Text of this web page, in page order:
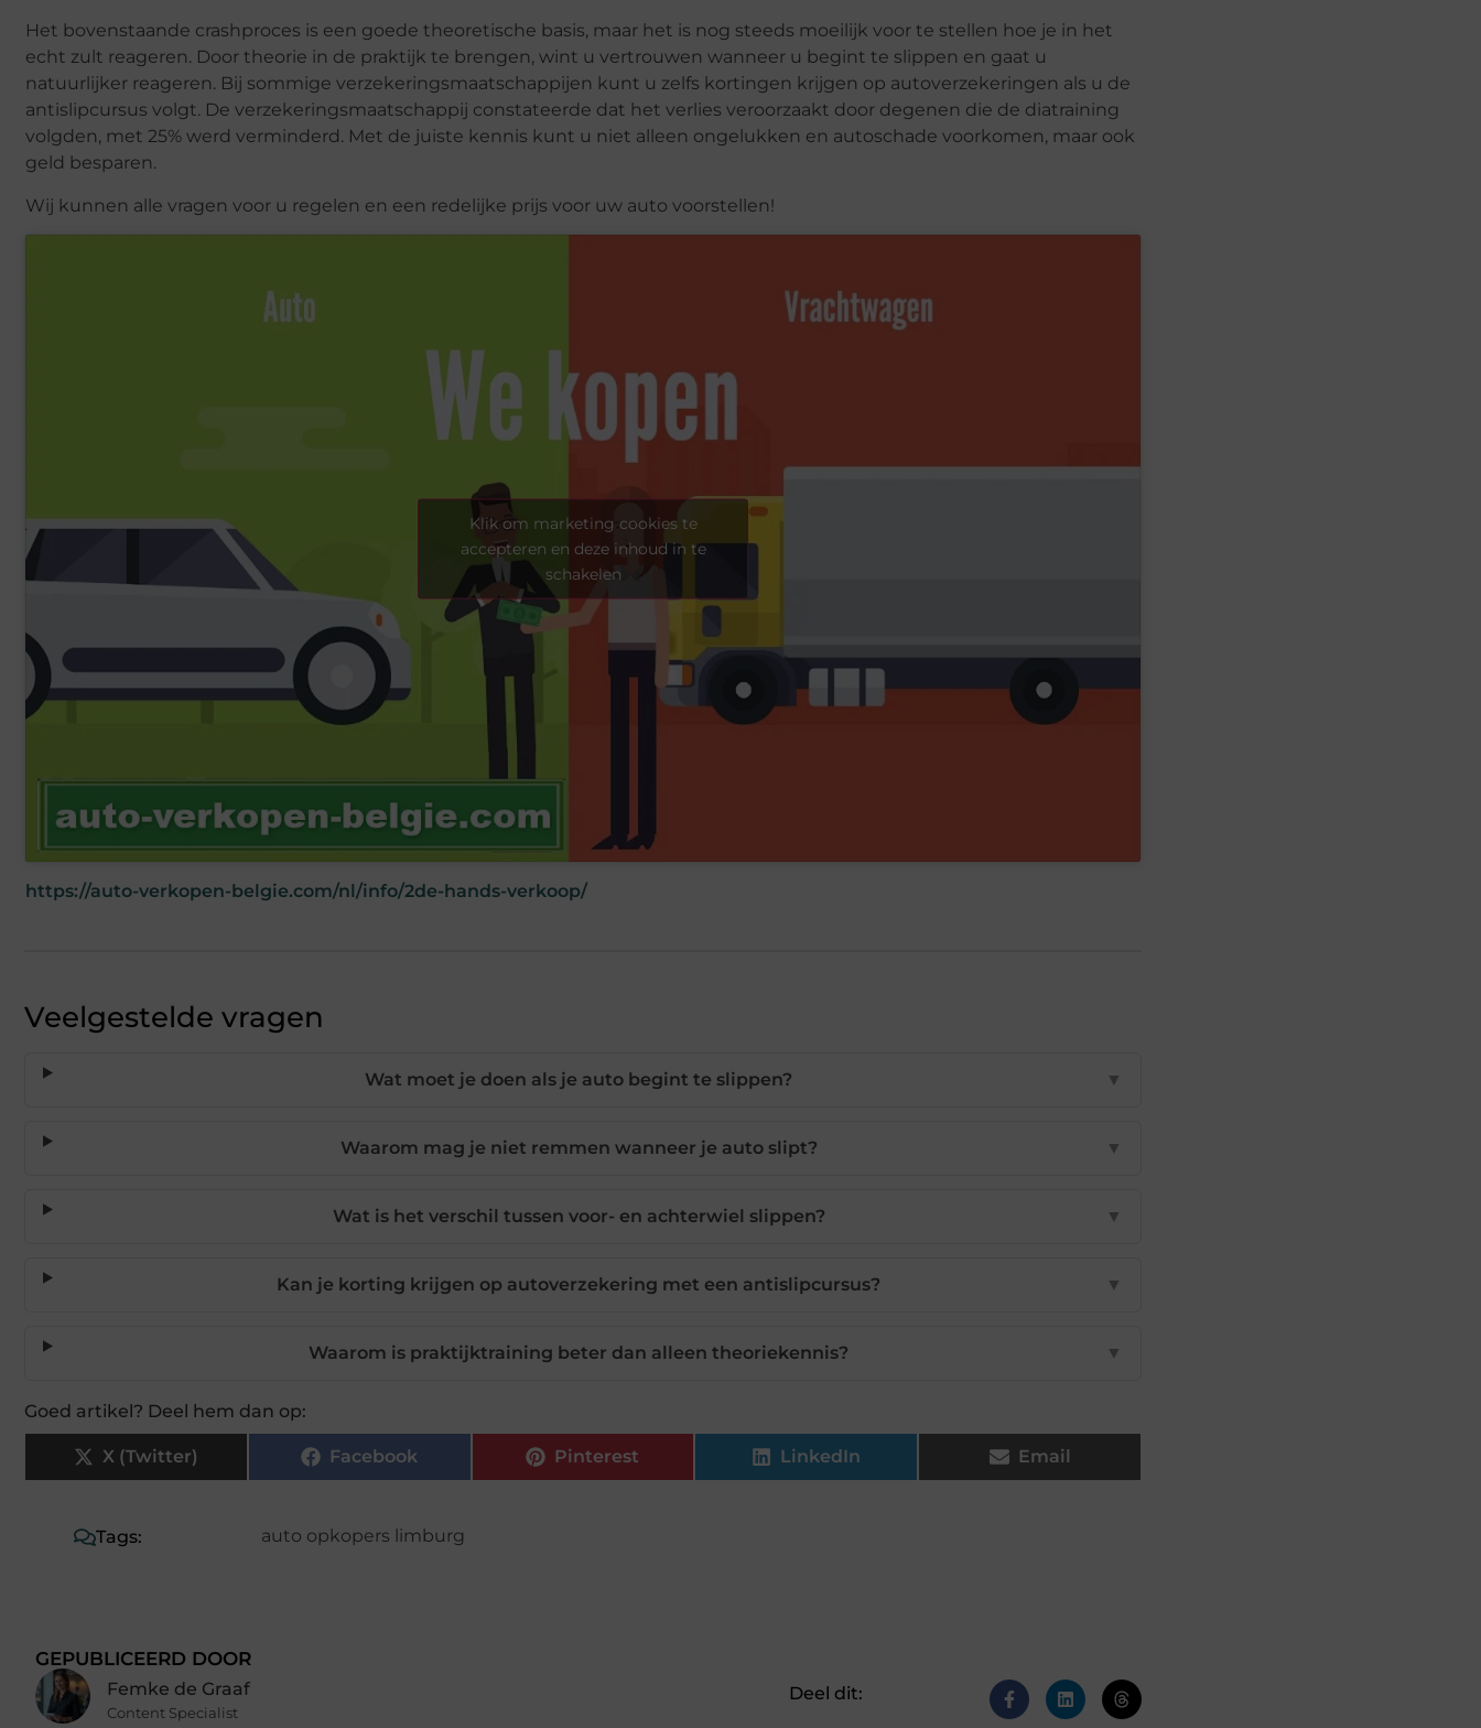
Het bovenstaande crashproces is een goede theoretische basis, maar het is nog steeds moeilijk voor te stellen hoe je in het
echt zult reageren. Door theorie in de praktijk te brengen, wint u vertrouwen wanneer u begint te slippen en gaat u
natuurlijker reageren. Bij sommige verzekeringsmaatschappijen kunt u zelfs kortingen krijgen op autoverzekeringen als u de
antislipcursus volgt. De verzekeringsmaatschappij constateerde dat het verlies veroorzaakt door degenen die de diatraining
volgden, met 25% werd verminderd. Met de juiste kennis kunt u niet alleen ongelukken en autoschade voorkomen, maar ook
geld besparen.
Wij kunnen alle vragen voor u regelen en een redelijke prijs voor uw auto voorstellen!
Klik om marketing cookies te
accepteren en deze inhoud in te
schakelen
https://auto-verkopen-belgie.com/nl/info/2de-hands-verkoop/
Veelgestelde vragen
Wat moet je doen als je auto begint te slippen? ▼
Waarom mag je niet remmen wanneer je auto slipt? ▼
Wat is het verschil tussen voor- en achterwiel slippen? ▼
Kan je korting krijgen op autoverzekering met een antislipcursus? ▼
Waarom is praktijktraining beter dan alleen theoriekennis? ▼
Goed artikel? Deel hem dan op:
X (Twitter) Facebook Pinterest LinkedIn Email
Tags: auto opkopers limburg
GEPUBLICEERD DOOR
Femke de Graaf
Content Specialist
Deel dit: